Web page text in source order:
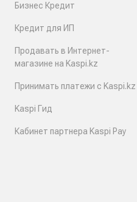
Бизнес Кредит
Кредит для ИП
Продавать в Интернет-
магазине на Kaspi.kz
Принимать платежи с Kaspi.kz
Kaspi Гид
Кабинет партнера Kaspi Pay